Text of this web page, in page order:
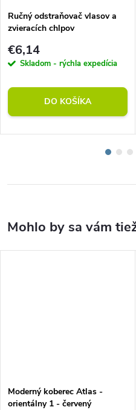
Ručný odstraňovač vlasov a
zvieracích chlpov
€6,14
Skladom - rýchla expedícia
DO KOŠÍKA
Moderný koberec Atlas -
orientálny 1 - červený